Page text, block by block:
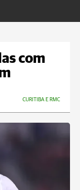
com
CURITIBA E RMC